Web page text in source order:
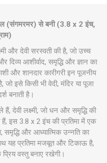
(संगमरमर) से बनी (3.8 x 2 इंच,
और देवी सरस्वती की है, जो उच्च
आशीर्वाद, समृद्धि और ज्ञान का
और शानदार कारीगरी इन पूजनीय
इसे किसी भी वेदी, मंदिर या पूजा
बनाती है।
देवी लक्ष्मी, जो धन और समृद्धि की
हैं, इस 3.8 x 2 इंच की प्रतिमा में एक
और आध्यात्मिक उन्नति का
यह प्रतिमा मजबूत और टिकाऊ है,
वस्तु बनाए रखेगी।